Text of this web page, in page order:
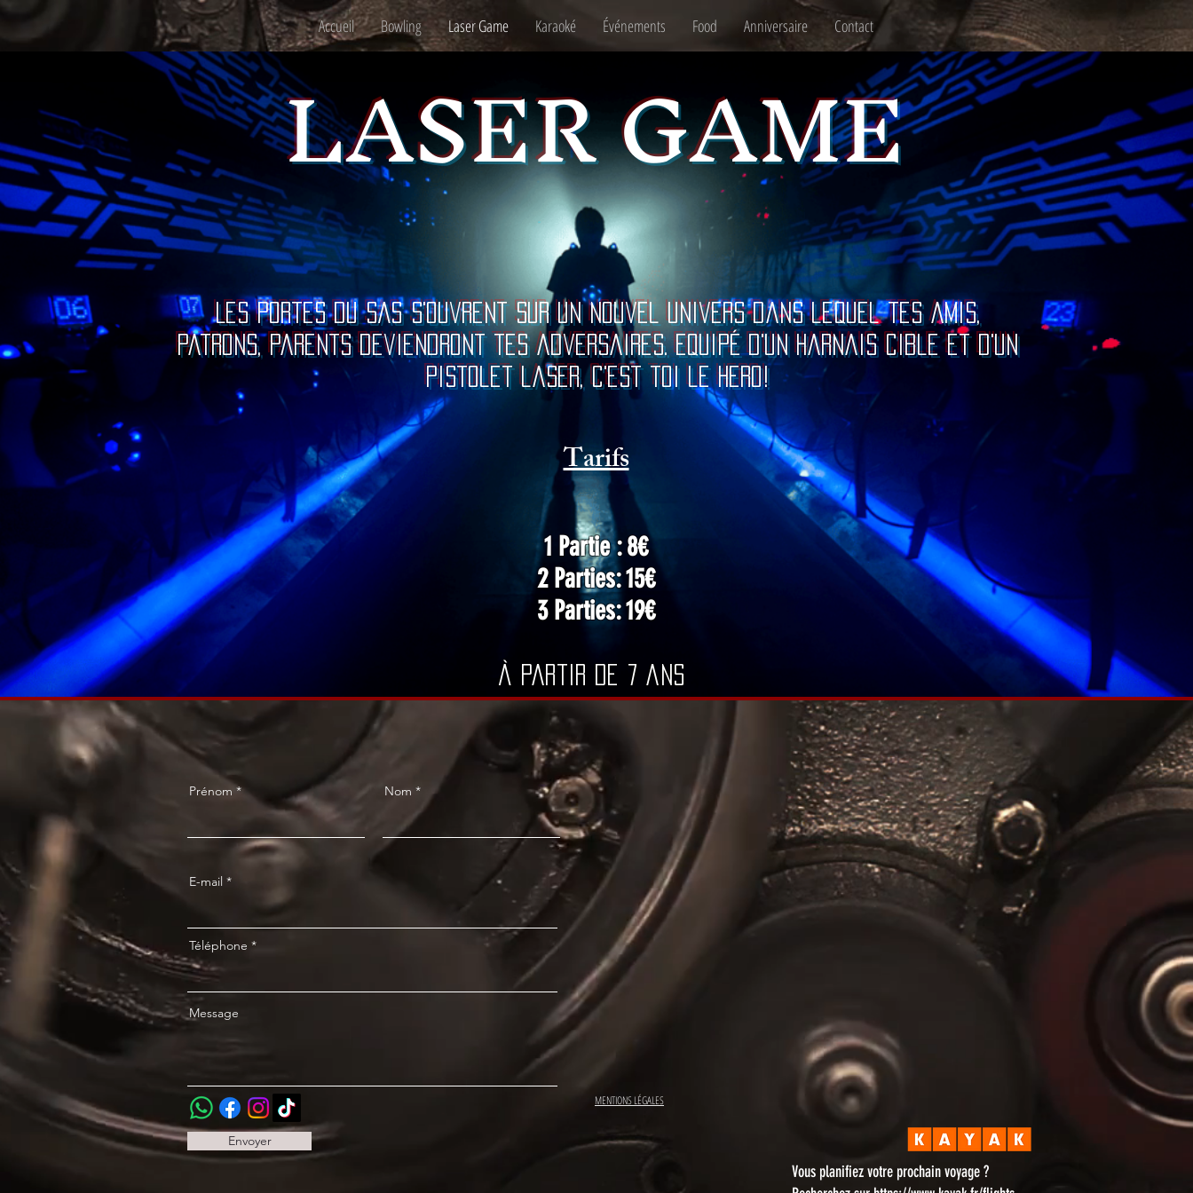
Accueil Bowling Laser Game Karaoké Événements Food Anniversaire Contact
LASER GAME
Les portes du SAS s'ouvrent sur un nouvel univers dans lequel tes amis,
patrons, parents deviendront tes adversaires. Equipé d'un harnais cible et d'un
pistolet laser, c'est toi le hero!
Tarifs
1 Partie : 8€
2 Parties: 15€
3 Parties: 19€
À partir de 7 ans
Prénom Nom
E-mail
Téléphone
Message
Envoyer
MENTIONS LÉGALES
Vous planifiez votre prochain voyage ?